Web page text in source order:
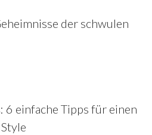
der schwulen
6 einfache Tipps für einen